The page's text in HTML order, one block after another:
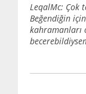
LeqalMc: Çok
Beğendiğin
kahramanları